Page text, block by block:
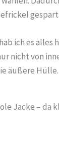
gespart.
ich es alles
nicht von
äußere Hülle.
Jacke – da